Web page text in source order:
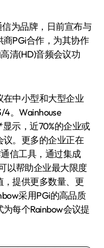
PGi合作，为其协作
清(HD)音频会议功
中小型和大型企业
4。Wainhouse
示，近70%的企业或
。更多的企业正在
信工具，通过集成
以帮助企业最大限度
提供更多数量、更
采用PGi的高品质
每个Rainbow会议提